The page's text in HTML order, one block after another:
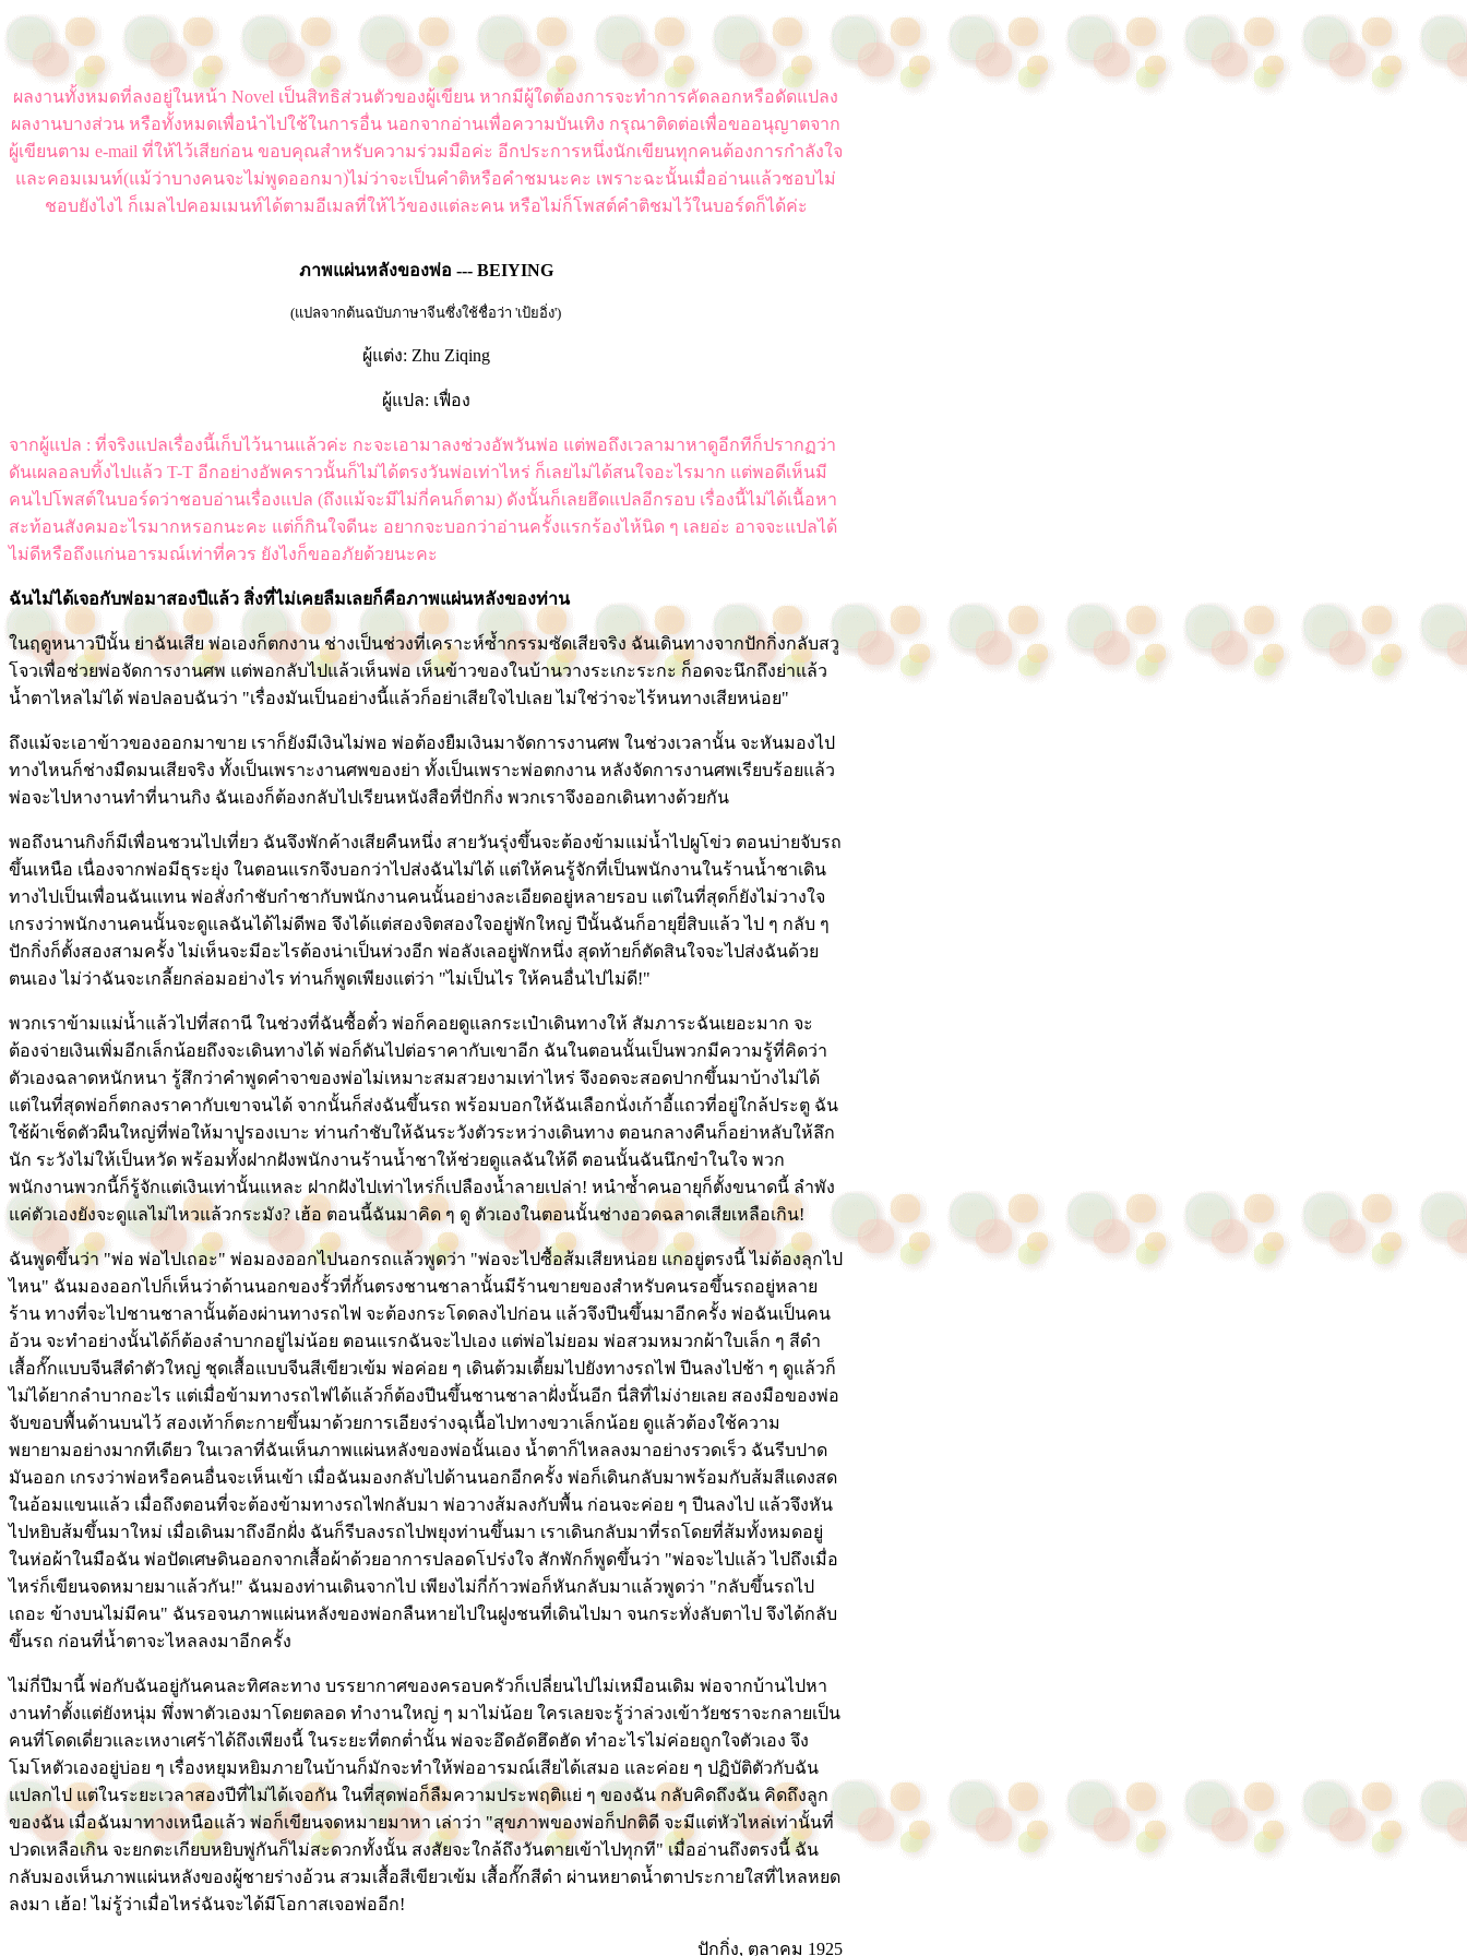
ผลงานทั้งหมดที่ลงอยู่ในหน้า Novel เป็นสิทธิส่วนตัวของผู้เขียน หากมีผู้ใดต้องการจะทำการคัดลอกหรือดัดแปลง
ผลงานบางส่วน หรือทั้งหมดเพื่อนำไปใช้ในการอื่น นอกจากอ่านเพื่อความบันเทิง กรุณาติดต่อเพื่อขออนุญาตจาก
ผู้เขียนตาม e-mail ที่ให้ไว้เสียก่อน ขอบคุณสำหรับความร่วมมือค่ะ อีกประการหนึ่งนักเขียนทุกคนต้องการกำลังใจ
และคอมเมนท์(แม้ว่าบางคนจะไม่พูดออกมา)ไม่ว่าจะเป็นคำติหรือคำชมนะคะ เพราะฉะนั้นเมื่ออ่านแล้วชอบไม่
ชอบยังไงไ ก็เมลไปคอมเมนท์ได้ตามอีเมลที่ให้ไว้ของแต่ละคน หรือไม่ก็โพสต์คำติชมไว้ในบอร์ดก็ได้ค่ะ
ภาพแผ่นหลังของพ่อ --- BEIYING
(แปลจากต้นฉบับภาษาจีนซึ่งใช้ชื่อว่า 'เป้ยอิ่ง')
ผู้แต่ง: Zhu Ziqing
ผู้แปล: เฟื่อง
จากผู้แปล : ที่จริงแปลเรื่องนี้เก็บไว้นานแล้วค่ะ กะจะเอามาลงช่วงอัพวันพ่อ แต่พอถึงเวลามาหาดูอีกทีก็ปรากฏว่า
ดันเผลอลบทิ้งไปแล้ว T-T อีกอย่างอัพคราวนั้นก็ไม่ได้ตรงวันพ่อเท่าไหร่ ก็เลยไม่ได้สนใจอะไรมาก แต่พอดีเห็นมี
คนไปโพสต์ในบอร์ดว่าชอบอ่านเรื่องแปล (ถึงแม้จะมีไม่กี่คนก็ตาม) ดังนั้นก็เลยฮึดแปลอีกรอบ เรื่องนี้ไม่ได้เนื้อหา
สะท้อนสังคมอะไรมากหรอกนะคะ แต่ก็กินใจดีนะ อยากจะบอกว่าอ่านครั้งแรกร้องไห้นิด ๆ เลยอ่ะ อาจจะแปลได้
ไม่ดีหรือถึงแก่นอารมณ์เท่าที่ควร ยังไงก็ขออภัยด้วยนะคะ
ฉันไม่ได้เจอกับพ่อมาสองปีแล้ว สิ่งที่ไม่เคยลืมเลยก็คือภาพแผ่นหลังของท่าน
ในฤดูหนาวปีนั้น ย่าฉันเสีย พ่อเองก็ตกงาน ช่างเป็นช่วงที่เคราะห์ซ้ำกรรมซัดเสียจริง ฉันเดินทางจากปักกิ่งกลับสวู
โจวเพื่อช่วยพ่อจัดการงานศพ แต่พอกลับไปแล้วเห็นพ่อ เห็นข้าวของในบ้านวางระเกะระกะ ก็อดจะนึกถึงย่าแล้ว
น้ำตาไหลไม่ได้ พ่อปลอบฉันว่า "เรื่องมันเป็นอย่างนี้แล้วก็อย่าเสียใจไปเลย ไม่ใช่ว่าจะไร้หนทางเสียหน่อย"
ถึงแม้จะเอาข้าวของออกมาขาย เราก็ยังมีเงินไม่พอ พ่อต้องยืมเงินมาจัดการงานศพ ในช่วงเวลานั้น จะหันมองไป
ทางไหนก็ช่างมืดมนเสียจริง ทั้งเป็นเพราะงานศพของย่า ทั้งเป็นเพราะพ่อตกงาน หลังจัดการงานศพเรียบร้อยแล้ว
พ่อจะไปหางานทำที่นานกิง ฉันเองก็ต้องกลับไปเรียนหนังสือที่ปักกิ่ง พวกเราจึงออกเดินทางด้วยกัน
พอถึงนานกิงก็มีเพื่อนชวนไปเที่ยว ฉันจึงพักค้างเสียคืนหนึ่ง สายวันรุ่งขึ้นจะต้องข้ามแม่น้ำไปผูโข่ว ตอนบ่ายจับรถ
ขึ้นเหนือ เนื่องจากพ่อมีธุระยุ่ง ในตอนแรกจึงบอกว่าไปส่งฉันไม่ได้ แต่ให้คนรู้จักที่เป็นพนักงานในร้านน้ำชาเดิน
ทางไปเป็นเพื่อนฉันแทน พ่อสั่งกำชับกำชากับพนักงานคนนั้นอย่างละเอียดอยู่หลายรอบ แต่ในที่สุดก็ยังไม่วางใจ
เกรงว่าพนักงานคนนั้นจะดูแลฉันได้ไม่ดีพอ จึงได้แต่สองจิตสองใจอยู่พักใหญ่ ปีนั้นฉันก็อายุยี่สิบแล้ว ไป ๆ กลับ ๆ
ปักกิ่งก็ตั้งสองสามครั้ง ไม่เห็นจะมีอะไรต้องน่าเป็นห่วงอีก พ่อลังเลอยู่พักหนึ่ง สุดท้ายก็ตัดสินใจจะไปส่งฉันด้วย
ตนเอง ไม่ว่าฉันจะเกลี้ยกล่อมอย่างไร ท่านก็พูดเพียงแต่ว่า "ไม่เป็นไร ให้คนอื่นไปไม่ดี!"
พวกเราข้ามแม่น้ำแล้วไปที่สถานี ในช่วงที่ฉันซื้อตั๋ว พ่อก็คอยดูแลกระเป๋าเดินทางให้ สัมภาระฉันเยอะมาก จะ
ต้องจ่ายเงินเพิ่มอีกเล็กน้อยถึงจะเดินทางได้ พ่อก็ดันไปต่อราคากับเขาอีก ฉันในตอนนั้นเป็นพวกมีความรู้ที่คิดว่า
ตัวเองฉลาดหนักหนา รู้สึกว่าคำพูดคำจาของพ่อไม่เหมาะสมสวยงามเท่าไหร่ จึงอดจะสอดปากขึ้นมาบ้างไม่ได้
แต่ในที่สุดพ่อก็ตกลงราคากับเขาจนได้ จากนั้นก็ส่งฉันขึ้นรถ พร้อมบอกให้ฉันเลือกนั่งเก้าอี้แถวที่อยู่ใกล้ประตู ฉัน
ใช้ผ้าเช็ดตัวผืนใหญ่ที่พ่อให้มาปูรองเบาะ ท่านกำชับให้ฉันระวังตัวระหว่างเดินทาง ตอนกลางคืนก็อย่าหลับให้ลึก
นัก ระวังไม่ให้เป็นหวัด พร้อมทั้งฝากฝังพนักงานร้านน้ำชาให้ช่วยดูแลฉันให้ดี ตอนนั้นฉันนึกขำในใจ พวก
พนักงานพวกนี้ก็รู้จักแต่เงินเท่านั้นแหละ ฝากฝังไปเท่าไหร่ก็เปลืองน้ำลายเปล่า! หนำซ้ำคนอายุก็ตั้งขนาดนี้ ลำพัง
แค่ตัวเองยังจะดูแลไม่ไหวแล้วกระมัง? เฮ้อ ตอนนี้ฉันมาคิด ๆ ดู ตัวเองในตอนนั้นช่างอวดฉลาดเสียเหลือเกิน!
ฉันพูดขึ้นว่า "พ่อ พ่อไปเถอะ" พ่อมองออกไปนอกรถแล้วพูดว่า "พ่อจะไปซื้อส้มเสียหน่อย แกอยู่ตรงนี้ ไม่ต้องลุกไป
ไหน" ฉันมองออกไปก็เห็นว่าด้านนอกของรั้วที่กั้นตรงชานชาลานั้นมีร้านขายของสำหรับคนรอขึ้นรถอยู่หลาย
ร้าน ทางที่จะไปชานชาลานั้นต้องผ่านทางรถไฟ จะต้องกระโดดลงไปก่อน แล้วจึงปีนขึ้นมาอีกครั้ง พ่อฉันเป็นคน
อ้วน จะทำอย่างนั้นได้ก็ต้องลำบากอยู่ไม่น้อย ตอนแรกฉันจะไปเอง แต่พ่อไม่ยอม พ่อสวมหมวกผ้าใบเล็ก ๆ สีดำ
เสื้อกั๊กแบบจีนสีดำตัวใหญ่ ชุดเสื้อแบบจีนสีเขียวเข้ม พ่อค่อย ๆ เดินต้วมเตี้ยมไปยังทางรถไฟ ปีนลงไปช้า ๆ ดูแล้วก็
ไม่ได้ยากลำบากอะไร แต่เมื่อข้ามทางรถไฟได้แล้วก็ต้องปีนขึ้นชานชาลาฝั่งนั้นอีก นี่สิที่ไม่ง่ายเลย สองมือของพ่อ
จับขอบพื้นด้านบนไว้ สองเท้าก็ตะกายขึ้นมาด้วยการเอียงร่างฉุเนื้อไปทางขวาเล็กน้อย ดูแล้วต้องใช้ความ
พยายามอย่างมากทีเดียว ในเวลาที่ฉันเห็นภาพแผ่นหลังของพ่อนั้นเอง น้ำตาก็ไหลลงมาอย่างรวดเร็ว ฉันรีบปาด
มันออก เกรงว่าพ่อหรือคนอื่นจะเห็นเข้า เมื่อฉันมองกลับไปด้านนอกอีกครั้ง พ่อก็เดินกลับมาพร้อมกับส้มสีแดงสด
ในอ้อมแขนแล้ว เมื่อถึงตอนที่จะต้องข้ามทางรถไฟกลับมา พ่อวางส้มลงกับพื้น ก่อนจะค่อย ๆ ปีนลงไป แล้วจึงหัน
ไปหยิบส้มขึ้นมาใหม่ เมื่อเดินมาถึงอีกฝั่ง ฉันก็รีบลงรถไปพยุงท่านขึ้นมา เราเดินกลับมาที่รถโดยที่ส้มทั้งหมดอยู่
ในห่อผ้าในมือฉัน พ่อปัดเศษดินออกจากเสื้อผ้าด้วยอาการปลอดโปร่งใจ สักพักก็พูดขึ้นว่า "พ่อจะไปแล้ว ไปถึงเมื่อ
ไหร่ก็เขียนจดหมายมาแล้วกัน!" ฉันมองท่านเดินจากไป เพียงไม่กี่ก้าวพ่อก็หันกลับมาแล้วพูดว่า "กลับขึ้นรถไป
เถอะ ข้างบนไม่มีคน" ฉันรอจนภาพแผ่นหลังของพ่อกลืนหายไปในฝูงชนที่เดินไปมา จนกระทั่งลับตาไป จึงได้กลับ
ขึ้นรถ ก่อนที่น้ำตาจะไหลลงมาอีกครั้ง
ไม่กี่ปีมานี้ พ่อกับฉันอยู่กันคนละทิศละทาง บรรยากาศของครอบครัวก็เปลี่ยนไปไม่เหมือนเดิม พ่อจากบ้านไปหา
งานทำตั้งแต่ยังหนุ่ม พึ่งพาตัวเองมาโดยตลอด ทำงานใหญ่ ๆ มาไม่น้อย ใครเลยจะรู้ว่าล่วงเข้าวัยชราจะกลายเป็น
คนที่โดดเดี่ยวและเหงาเศร้าได้ถึงเพียงนี้ ในระยะที่ตกต่ำนั้น พ่อจะอึดอัดฮึดฮัด ทำอะไรไม่ค่อยถูกใจตัวเอง จึง
โมโหตัวเองอยู่บ่อย ๆ เรื่องหยุมหยิมภายในบ้านก็มักจะทำให้พ่ออารมณ์เสียได้เสมอ และค่อย ๆ ปฏิบัติตัวกับฉัน
แปลกไป แต่ในระยะเวลาสองปีที่ไม่ได้เจอกัน ในที่สุดพ่อก็ลืมความประพฤติแย่ ๆ ของฉัน กลับคิดถึงฉัน คิดถึงลูก
ของฉัน เมื่อฉันมาทางเหนือแล้ว พ่อก็เขียนจดหมายมาหา เล่าว่า "สุขภาพของพ่อก็ปกติดี จะมีแต่หัวไหล่เท่านั้นที่
ปวดเหลือเกิน จะยกตะเกียบหยิบพู่กันก็ไม่สะดวกทั้งนั้น สงสัยจะใกล้ถึงวันตายเข้าไปทุกที" เมื่ออ่านถึงตรงนี้ ฉัน
กลับมองเห็นภาพแผ่นหลังของผู้ชายร่างอ้วน สวมเสื้อสีเขียวเข้ม เสื้อกั๊กสีดำ ผ่านหยาดน้ำตาประกายใสที่ไหลหยด
ลงมา เฮ้อ! ไม่รู้ว่าเมื่อไหร่ฉันจะได้มีโอกาสเจอพ่ออีก!
ปักกิ่ง, ตุลาคม 1925